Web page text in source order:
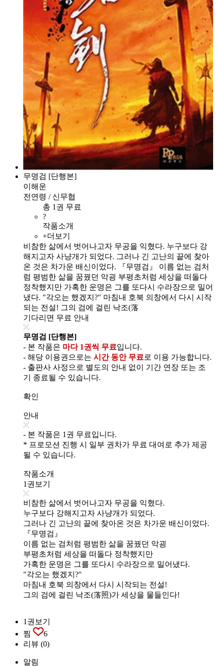
무명검 [단행본]
이해운
전연령 / 신무협
총 1권 무료
?
작품소개
+더보기
비참한 삶에서 벗어나고자 무공을 익혔다. 누구보다 강
해지고자 사냥개가 되었다. 그러나 긴 고난의 끝에 찾아
온 것은 차가운 배신이었다. 『무명검』 이름 없는 검처
럼 평범한 삶을 꿈꿨던 악굉 부평초처럼 세상을 떠돌다
정착했지만 가혹한 운명은 그를 또다시 수라장으로 밀어
냈다. "각오는 했겠지?" 마침내 호북 의창에서 다시 시작
되는 전설! 그의 검에 걸린 낙조(落
기다리면 무료 안내
무명검 [단행본]
- 본 작품은 마다 1권씩 무료입니다.
- 해당 이용권으로는 시간 동안 무료 로 이용 가능합니다.
- 출판사 사정으로 별도의 안내 없이 기간 연장 또는 조
기 종료될 수 있습니다.
확인
안내
- 본 작품은 1권 무료입니다.
* 프로모션 진행 시 일부 권차가 무료 대여로 추가 제공
될 수 있습니다.
작품소개
1권보기
비참한 삶에서 벗어나고자 무공을 익혔다.
누구보다 강해지고자 사냥개가 되었다.
그러나 긴 고난의 끝에 찾아온 것은 차가운 배신이었다.
『무명검』
이름 없는 검처럼 평범한 삶을 꿈꿨던 악굉
부평초처럼 세상을 떠돌다 정착했지만
가혹한 운명은 그를 또다시 수라장으로 밀어냈다.
"각오는 했겠지?"
마침내 호북 의창에서 다시 시작되는 전설!
그의 검에 걸린 낙조(落照)가 세상을 물들인다!
1권보기
찜
6
리뷰 (0)
알림